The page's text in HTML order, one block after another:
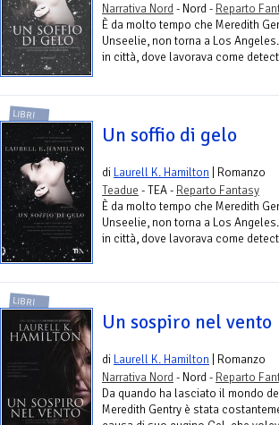
Narrativa Nord- Nord - Reparto
È da molto tempo che Meredith
Unseelie, non torna a Los
in città, dove lavorava come
LIBRI
Un soffio di gelo
di Laurell K. Hamilton | Romanzo
Teadue - TEA - Reparto Fantasy
È da molto tempo che Meredith
Unseelie, non torna a Los
in città, dove lavorava come
LIBRI
Un sospiro nel vento
di Laurell K. Hamilton | Romanzo
Narrativa Nord- Nord - Reparto
Da quando ha lasciato il mondo
Meredith Gentry è stata